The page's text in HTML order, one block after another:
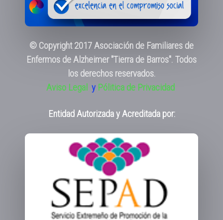
© Copyright 2017 Asociación de Familiares de
Enfermos de Alzheimer "Tierra de Barros". Todos
los derechos reservados.
Aviso Legal y Pólitica de Privacidad
Entidad Autorizada y Acreditada por: